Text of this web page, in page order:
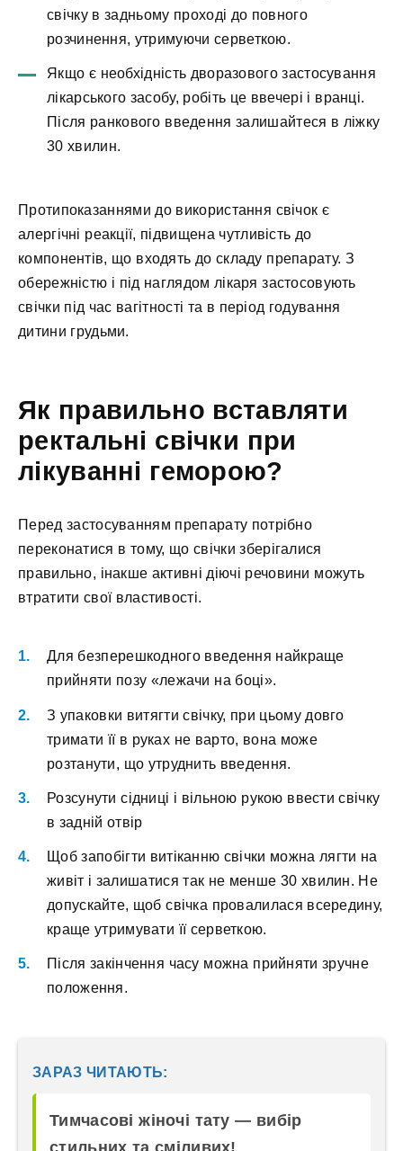
свічку в задньому проході до повного
розчинення, утримуючи серветкою.
Якщо є необхідність дворазового застосування
лікарського засобу, робіть це ввечері і вранці.
Після ранкового введення залишайтеся в ліжку
30 хвилин.
Протипоказаннями до використання свічок є
алергічні реакції, підвищена чутливість до
компонентів, що входять до складу препарату. З
обережністю і під наглядом лікаря застосовують
свічки під час вагітності та в період годування
дитини грудьми.
Як правильно вставляти
ректальні свічки при
лікуванні геморою?
Перед застосуванням препарату потрібно
переконатися в тому, що свічки зберігалися
правильно, інакше активні діючі речовини можуть
втратити свої властивості.
Для безперешкодного введення найкраще
прийняти позу «лежачи на боці».
З упаковки витягти свічку, при цьому довго
тримати її в руках не варто, вона може
розтанути, що утруднить введення.
Розсунути сідниці і вільною рукою ввести свічку
в задній отвір
Щоб запобігти витіканню свічки можна лягти на
живіт і залишатися так не менше 30 хвилин. Не
допускайте, щоб свічка провалилася всередину,
краще утримувати її серветкою.
Після закінчення часу можна прийняти зручне
положення.
ЗАРАЗ ЧИТАЮТЬ:
Тимчасові жіночі тату — вибір